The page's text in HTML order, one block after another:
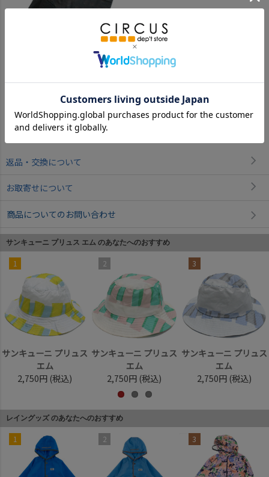
ブラック
返品・交換について
お取寄せについて
商品についてのお問い合わせ
サンキューニ プリュス エム のあなたへのおすすめ
1
サンキューニ プリュス
エム
2,750円 (税込)
2
サンキューニ プリュス
エム
2,750円 (税込)
3
サンキューニ プリュス
エム
2,750円 (税込)
レイングッズ のあなたへのおすすめ
1 2 3